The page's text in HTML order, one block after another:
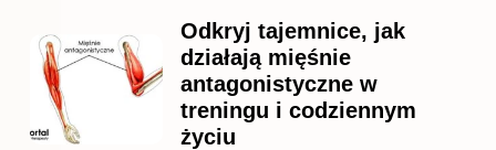
Odkryj tajemnice, jak
działają mięśnie
antagonistyczne w
treningu i codziennym
życiu